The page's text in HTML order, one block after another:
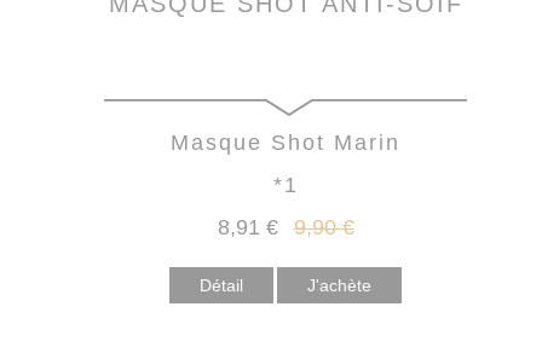
Masque Shot Marin
*1
8,91 € 9,90 €
Détail